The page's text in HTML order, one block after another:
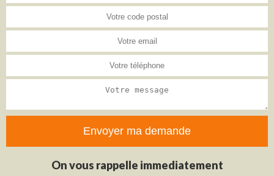
On vous rappelle immediatement